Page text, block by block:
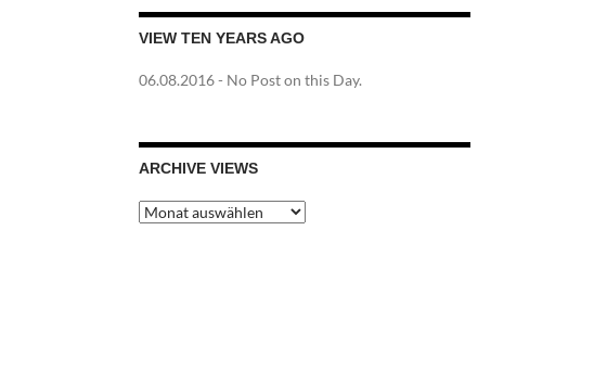
VIEW TEN YEARS AGO
06.08.2016- No Post on this Day.
ARCHIVE VIEWS
Archive
Views